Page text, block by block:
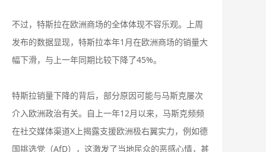
不过，特斯拉在欧洲商场的全体体现不容乐观。上周
发布的数据显现，特斯拉本年1月在欧洲商场的销量大
幅下滑，与上一年同期比较下降了45%。
特斯拉销量下降的背后，部分原因可能与马斯克屡次
介入欧洲政治有关。自上一年12月以来，马斯克频频
在社交媒体渠道X上揭露支援欧洲极右翼实力，例如德
国挑选党（AfD），这激发了当地民众的恶感心情，甚